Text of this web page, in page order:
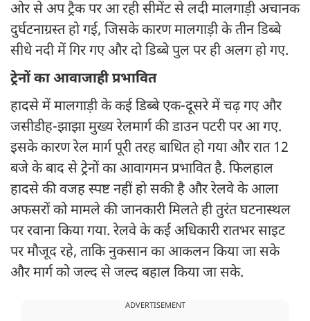
ओर से अप ट्रैक पर आ रही सीमेंट से लदी मालगाड़ी अचानक
दुर्घटनाग्रस्त हो गई, जिसके कारण मालगाड़ी के तीन डिब्बे
सीधे नदी में गिर गए और दो डिब्बे पुल पर ही अलग हो गए.
ट्रेनों का आवाजाही प्रभावित
हादसे में मालगाड़ी के कई डिब्बे एक-दूसरे में चढ़ गए और
जसीडीह-झाझा मुख्य रेलमार्ग की डाउन पटरी पर आ गए.
इसके कारण रेल मार्ग पूरी तरह बाधित हो गया और रात 12
बजे के बाद से ट्रेनों का आवागमन प्रभावित है. फिलहाल
हादसे की वजह स्पष्ट नहीं हो सकी है और रेलवे के आला
अफसरों को मामले की जानकारी मिलते ही तुरंत घटनास्थल
पर रवाना किया गया. रेलवे के कई अधिकारी रातभर साइट
पर मौजूद रहे, ताकि नुकसान का आकलन किया जा सके
और मार्ग को जल्द से जल्द बहाल किया जा सके.
ADVERTISEMENT